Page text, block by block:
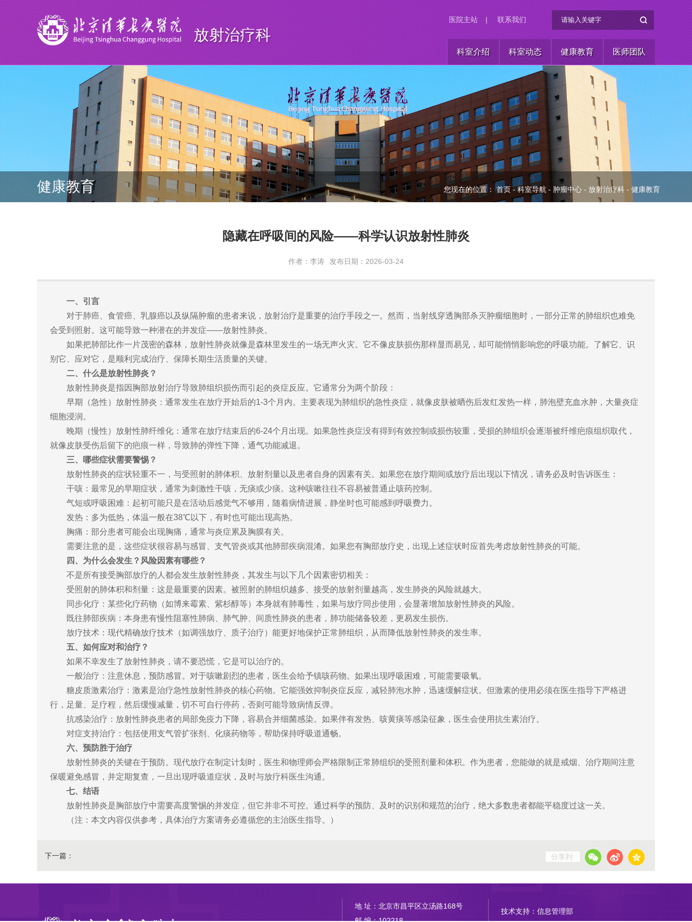
放射治疗科
医院主站 | 联系我们
科室介绍 科室动态 健康教育 医师团队
健康教育 您现在的位置：首页-科室导航 - 肿瘤中心 - 放射治疗科 - 健康教育
隐藏在呼吸间的风险——科学认识放射性肺炎
作者：李涛 发布日期：2026-03-24
一、引言
对于肺癌、食管癌、乳腺癌以及纵隔肿瘤的患者来说，放射治疗是重要的治疗手段之一。然而，当射线穿透胸部杀灭肿瘤细胞时，一部分正常的肺组织也难免
会受到照射。这可能导致一种潜在的并发症——放射性肺炎。
如果把肺部比作一片茂密的森林，放射性肺炎就像是森林里发生的一场无声火灾。它不像皮肤损伤那样显而易见，却可能悄悄影响您的呼吸功能。了解它、识
别它、应对它，是顺利完成治疗、保障长期生活质量的关键。
二、什么是放射性肺炎？
放射性肺炎是指因胸部放射治疗导致肺组织损伤而引起的炎症反应。它通常分为两个阶段：
早期（急性）放射性肺炎：通常发生在放疗开始后的1-3个月内。主要表现为肺组织的急性炎症，就像皮肤被晒伤后发红发热一样，肺泡壁充血水肿，大量炎症
细胞浸润。
晚期（慢性）放射性肺纤维化：通常在放疗结束后的6-24个月出现。如果急性炎症没有得到有效控制或损伤较重，受损的肺组织会逐渐被纤维疤痕组织取代，
就像皮肤受伤后留下的疤痕一样，导致肺的弹性下降，通气功能减退。
三、哪些症状需要警惕？
放射性肺炎的症状轻重不一，与受照射的肺体积、放射剂量以及患者自身的因素有关。如果您在放疗期间或放疗后出现以下情况，请务必及时告诉医生：
干咳：最常见的早期症状，通常为刺激性干咳，无痰或少痰。这种咳嗽往往不容易被普通止咳药控制。
气短或呼吸困难：起初可能只是在活动后感觉气不够用，随着病情进展，静坐时也可能感到呼吸费力。
发热：多为低热，体温一般在38℃以下，有时也可能出现高热。
胸痛：部分患者可能会出现胸痛，通常与炎症累及胸膜有关。
需要注意的是，这些症状很容易与感冒、支气管炎或其他肺部疾病混淆。如果您有胸部放疗史，出现上述症状时应首先考虑放射性肺炎的可能。
四、为什么会发生？风险因素有哪些？
不是所有接受胸部放疗的人都会发生放射性肺炎，其发生与以下几个因素密切相关：
受照射的肺体积和剂量：这是最重要的因素。被照射的肺组织越多、接受的放射剂量越高，发生肺炎的风险就越大。
同步化疗：某些化疗药物（如博来霉素、紫杉醇等）本身就有肺毒性，如果与放疗同步使用，会显著增加放射性肺炎的风险。
既往肺部疾病：本身患有慢性阻塞性肺病、肺气肿、间质性肺炎的患者，肺功能储备较差，更易发生损伤。
放疗技术：现代精确放疗技术（如调强放疗、质子治疗）能更好地保护正常肺组织，从而降低放射性肺炎的发生率。
五、如何应对和治疗？
如果不幸发生了放射性肺炎，请不要恐慌，它是可以治疗的。
一般治疗：注意休息，预防感冒。对于咳嗽剧烈的患者，医生会给予镇咳药物。如果出现呼吸困难，可能需要吸氧。
糖皮质激素治疗：激素是治疗急性放射性肺炎的核心药物。它能强效抑制炎症反应，减轻肺泡水肿，迅速缓解症状。但激素的使用必须在医生指导下严格进
行，足量、足疗程，然后缓慢减量，切不可自行停药，否则可能导致病情反弹。
抗感染治疗：放射性肺炎患者的局部免疫力下降，容易合并细菌感染。如果伴有发热、咳黄痰等感染征象，医生会使用抗生素治疗。
对症支持治疗：包括使用支气管扩张剂、化痰药物等，帮助保持呼吸道通畅。
六、预防胜于治疗
放射性肺炎的关键在于预防。现代放疗在制定计划时，医生和物理师会严格限制正常肺组织的受照剂量和体积。作为患者，您能做的就是戒烟、治疗期间注意
保暖避免感冒，并定期复查，一旦出现呼吸道症状，及时与放疗科医生沟通。
七、结语
放射性肺炎是胸部放疗中需要高度警惕的并发症，但它并非不可控。通过科学的预防、及时的识别和规范的治疗，绝大多数患者都能平稳度过这一关。
（注：本文内容仅供参考，具体治疗方案请务必遵循您的主治医生指导。）
下一篇： 分享到:
地 址：北京市昌平区立汤路168号
技术支持：信息管理部